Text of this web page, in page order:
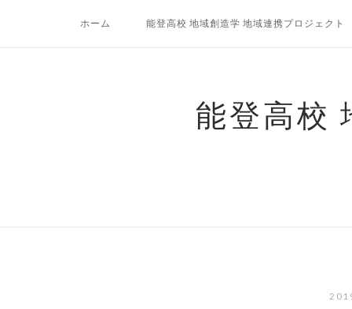
ホーム 能登高校 地域創造学 地域連携プロジェクト
能登高校